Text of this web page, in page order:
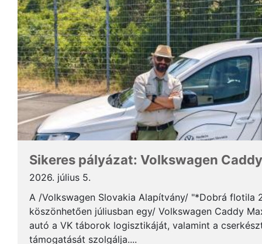
Sikeres pályázat: Volkswagen
2026. július 5.
A /Volkswagen Slovakia Alapítvány/ "*Dobrá flotila
köszönhetően júliusban egy/ Volkswagen Caddy
autó a VK táborok logisztikáját, valamint a
támogatását szolgálja....